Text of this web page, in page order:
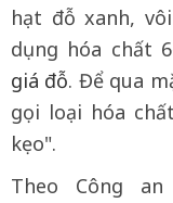
hạt đỗ xanh,
dụng hóa chất
giá đỗ. Để qua
gọi loại hóa
kẹo".
Theo Công an